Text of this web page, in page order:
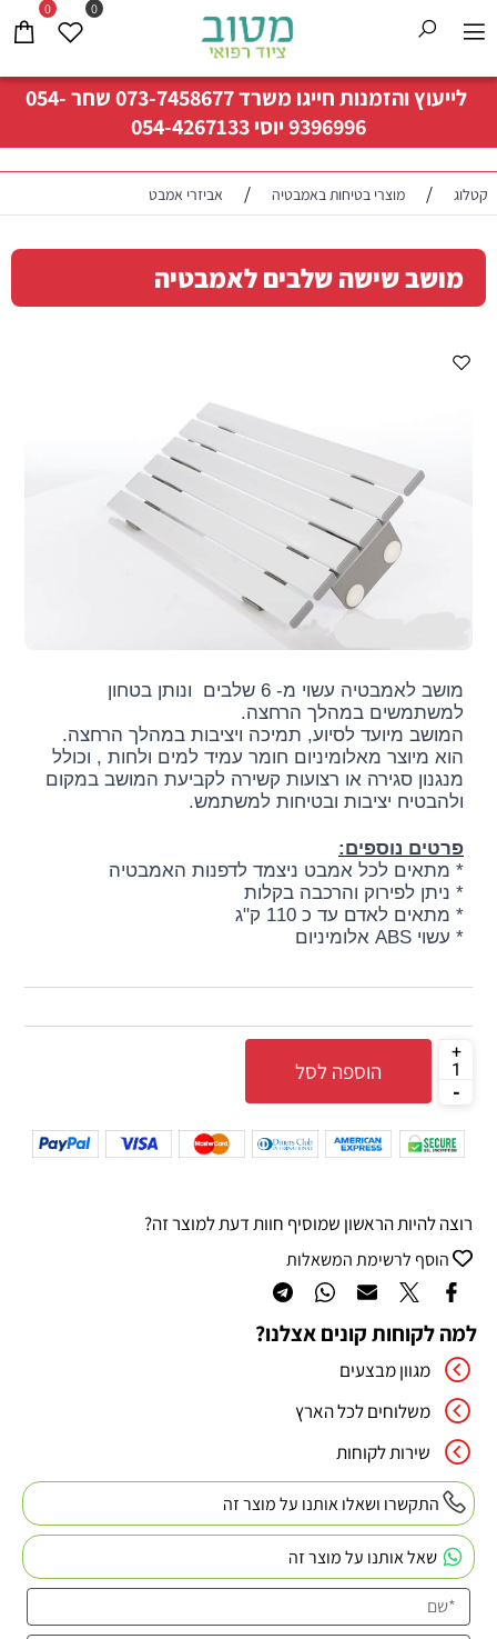
לייעוץ והזמנות חייגו משרד073-7458677שחר054-
9396996יוסי054-4267133
0 0
קטלוג / מוצרי בטיחות באמבטיה / אביזרי אמבט
מושב שישה שלבים לאמבטיה
מושב לאמבטיה עשוי מ- 6 שלבים ונותן בטחון
למשתמשים במהלך הרחצה.
המושב מיועד לסיוע, תמיכה ויציבות במהלך הרחצה.
הוא מיוצר מאלומיניום חומר עמיד למים ולחות , וכולל
מנגנון סגירה או רצועות קשירה לקביעת המושב במקום
ולהבטיח יציבות ובטיחות למשתמש.
פרטים נוספים:
* מתאים לכל אמבט ניצמד לדפנות האמבטיה
* ניתן לפירוק והרכבה בקלות
* מתאים לאדם עד כ 110 ק"ג
* עשוי ABS אלומיניום
הוספה לסל
רוצה להיות הראשון שמוסיף חוות דעת למוצר זה?
הוסף לרשימת המשאלות
למה לקוחות קונים אצלנו?
מגוון מבצעים
משלוחים לכל הארץ
שירות לקוחות
התקשרו ושאלו אותנו על מוצר זה
שאל אותנו על מוצר זה